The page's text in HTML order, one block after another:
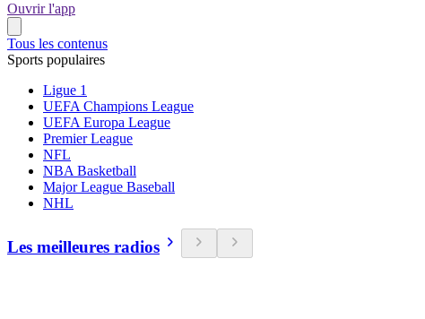
Ouvrir l'app
Tous les contenus
Sports populaires
Ligue 1
UEFA Champions League
UEFA Europa League
Premier League
NFL
NBA Basketball
Major League Baseball
NHL
Les meilleures radios